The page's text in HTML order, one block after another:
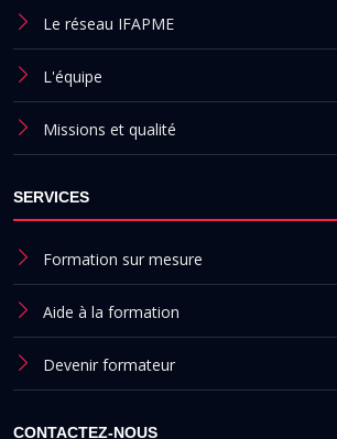
Le réseau IFAPME
L'équipe
Missions et qualité
SERVICES
Formation sur mesure
Aide à la formation
Devenir formateur
CONTACTEZ-NOUS